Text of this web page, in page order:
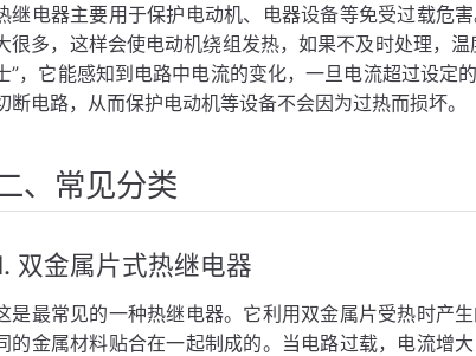
电器
器设备保护
继电器主要用于保护电动机、电器设备等免受过载危
很多，这样会使电动机绕组发热，如果不及时处理，
”，它能感知到电路中电流的变化，一旦电流超过设定
断电路，从而保护电动机等设备不会因为过热而损坏。
、常见分类
双金属片式热继电器
是最常见的一种热继电器。它利用双金属片受热时产
的金属材料贴合在一起制成的。当电路过载，电流增